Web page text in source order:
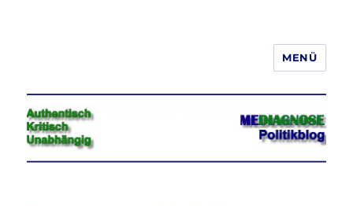
Jeder hat das Recht, seine
Meinung in Wort, Schrift und Bild
frei zu äußern und zu verbreiten
MENÜ